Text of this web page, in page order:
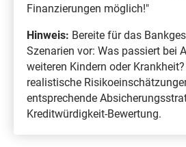
Finanzierungen möglich!"
Hinweis: Bereite für das
Szenarien vor: Was passiert bei
weiteren Kindern oder
realistische
entsprechende
Kreditwürdigkeit-Bewertung.